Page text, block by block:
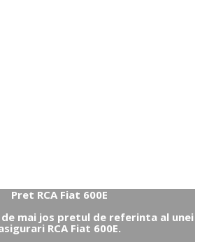
Pret RCA Fiat 600E
mai jos pretul de referinta al unei
RCA Fiat 600E.